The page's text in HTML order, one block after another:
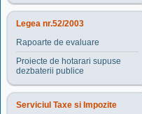
Legea nr.52/2003
Rapoarte de evaluare
Proiecte de hotarari supuse
dezbaterii publice
Serviciul Taxe si Impozite